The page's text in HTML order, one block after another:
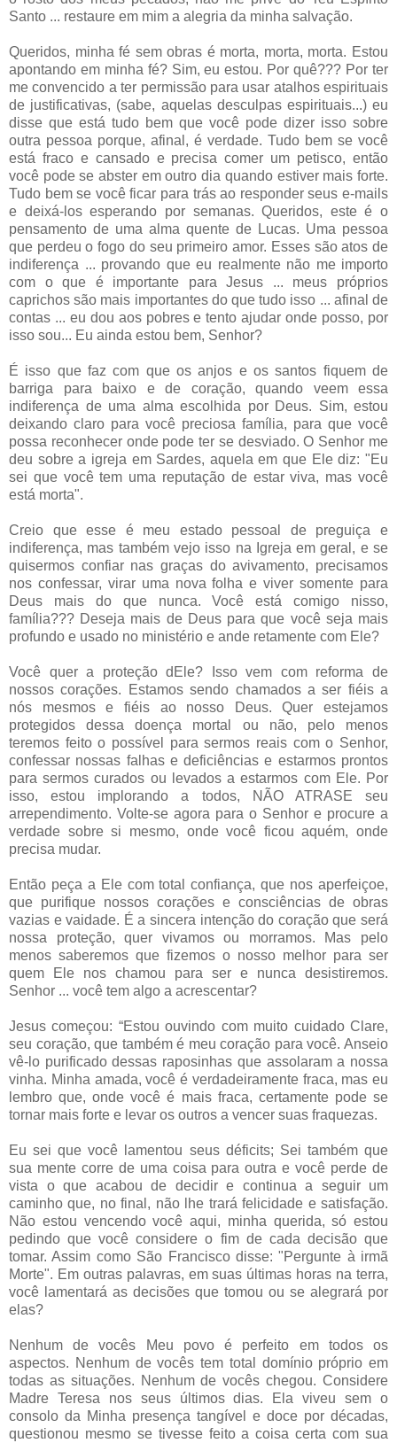
Santo ... restaure em mim a alegria da minha salvação.
Queridos, minha fé sem obras é morta, morta, morta. Estou
apontando em minha fé? Sim, eu estou. Por quê??? Por ter
me convencido a ter permissão para usar atalhos espirituais
de justificativas, (sabe, aquelas desculpas espirituais...) eu
disse que está tudo bem que você pode dizer isso sobre
outra pessoa porque, afinal, é verdade. Tudo bem se você
está fraco e cansado e precisa comer um petisco, então
você pode se abster em outro dia quando estiver mais forte.
Tudo bem se você ficar para trás ao responder seus e-mails
e deixá-los esperando por semanas. Queridos, este é o
pensamento de uma alma quente de Lucas. Uma pessoa
que perdeu o fogo do seu primeiro amor. Esses são atos de
indiferença ... provando que eu realmente não me importo
com o que é importante para Jesus ... meus próprios
caprichos são mais importantes do que tudo isso ... afinal de
contas ... eu dou aos pobres e tento ajudar onde posso, por
isso sou... Eu ainda estou bem, Senhor?
É isso que faz com que os anjos e os santos fiquem de
barriga para baixo e de coração, quando veem essa
indiferença de uma alma escolhida por Deus. Sim, estou
deixando claro para você preciosa família, para que você
possa reconhecer onde pode ter se desviado. O Senhor me
deu sobre a igreja em Sardes, aquela em que Ele diz: "Eu
sei que você tem uma reputação de estar viva, mas você
está morta".
Creio que esse é meu estado pessoal de preguiça e
indiferença, mas também vejo isso na Igreja em geral, e se
quisermos confiar nas graças do avivamento, precisamos
nos confessar, virar uma nova folha e viver somente para
Deus mais do que nunca. Você está comigo nisso,
família??? Deseja mais de Deus para que você seja mais
profundo e usado no ministério e ande retamente com Ele?
Você quer a proteção dEle? Isso vem com reforma de
nossos corações. Estamos sendo chamados a ser fiéis a
nós mesmos e fiéis ao nosso Deus. Quer estejamos
protegidos dessa doença mortal ou não, pelo menos
teremos feito o possível para sermos reais com o Senhor,
confessar nossas falhas e deficiências e estarmos prontos
para sermos curados ou levados a estarmos com Ele. Por
isso, estou implorando a todos, NÃO ATRASE seu
arrependimento. Volte-se agora para o Senhor e procure a
verdade sobre si mesmo, onde você ficou aquém, onde
precisa mudar.
Então peça a Ele com total confiança, que nos aperfeiçoe,
que purifique nossos corações e consciências de obras
vazias e vaidade. É a sincera intenção do coração que será
nossa proteção, quer vivamos ou morramos. Mas pelo
menos saberemos que fizemos o nosso melhor para ser
quem Ele nos chamou para ser e nunca desistiremos.
Senhor ... você tem algo a acrescentar?
Jesus começou: “Estou ouvindo com muito cuidado Clare,
seu coração, que também é meu coração para você. Anseio
vê-lo purificado dessas raposinhas que assolaram a nossa
vinha. Minha amada, você é verdadeiramente fraca, mas eu
lembro que, onde você é mais fraca, certamente pode se
tornar mais forte e levar os outros a vencer suas fraquezas.
Eu sei que você lamentou seus déficits; Sei também que
sua mente corre de uma coisa para outra e você perde de
vista o que acabou de decidir e continua a seguir um
caminho que, no final, não lhe trará felicidade e satisfação.
Não estou vencendo você aqui, minha querida, só estou
pedindo que você considere o fim de cada decisão que
tomar. Assim como São Francisco disse: "Pergunte à irmã
Morte". Em outras palavras, em suas últimas horas na terra,
você lamentará as decisões que tomou ou se alegrará por
elas?
Nenhum de vocês Meu povo é perfeito em todos os
aspectos. Nenhum de vocês tem total domínio próprio em
todas as situações. Nenhum de vocês chegou. Considere
Madre Teresa nos seus últimos dias. Ela viveu sem o
consolo da Minha presença tangível e doce por décadas,
questionou mesmo se tivesse feito a coisa certa com sua